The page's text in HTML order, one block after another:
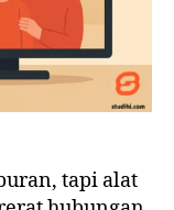
tapi alat